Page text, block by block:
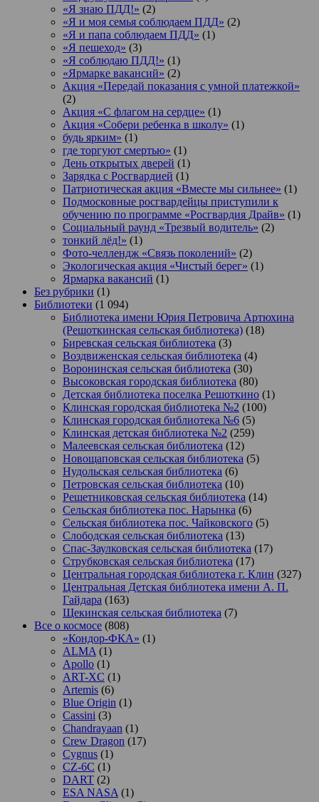
«Я знаю ПДД!» (2)
«Я и моя семья соблюдаем ПДД» (2)
«Я и папа соблюдаем ПДД» (1)
«Я пешеход» (3)
«Я соблюдаю ПДД!» (1)
«Ярмарке вакансий» (2)
Акция «Передай показания с умной платежкой»
(2)
Акция «С флагом на сердце» (1)
Акция «Собери ребенка в школу» (1)
будь ярким» (1)
где торгуют смертью» (1)
День открытых дверей (1)
Зарядка с Росгвардией (1)
Патриотическая акция «Вместе мы сильнее» (1)
Подмосковные росгвардейцы приступили к
обучению по программе «Росгвардия Драйв» (1)
Социальный раунд «Трезвый водитель» (2)
тонкий лёд!» (1)
Фото-челлендж «Связь поколений» (2)
Экологическая акция «Чистый берег» (1)
Ярмарка вакансий (1)
Без рубрики (1)
Библиотеки (1 094)
Библиотека имени Юрия Петровича Артюхина
(Решоткинская сельская библиотека) (18)
Биревская сельская библиотека (3)
Воздвиженская сельская библиотека (4)
Воронинская сельская библиотека (30)
Высоковская городская библиотека (80)
Детская библиотека поселка Решоткино (1)
Клинская городская библиотека №2 (100)
Клинская городская библиотека №6 (5)
Клинская детская библиотека №2 (259)
Малеевская сельская библиотека (12)
Новощаповская сельская библиотека (5)
Нудольская сельская библиотека (6)
Петровская сельская библиотека (10)
Решетниковская сельская библиотека (14)
Сельская библиотека пос. Нарынка (6)
Сельская библиотека пос. Чайковского (5)
Слободская сельская библиотека (13)
Спас-Заулковская сельская библиотека (17)
Струбковская сельская библиотека (17)
Центральная городская библиотека г. Клин (327)
Центральная Детская библиотека имени А. П.
Гайдара (163)
Щекинская сельская библиотека (7)
Все о космосе (808)
«Кондор-ФКА» (1)
ALMA (1)
Apollo (1)
ART-XC (1)
Artemis (6)
Blue Origin (1)
Cassini (3)
Chandrayaan (1)
Crew Dragon (17)
Cygnus (1)
CZ-6C (1)
DART (2)
ESA NASA (1)